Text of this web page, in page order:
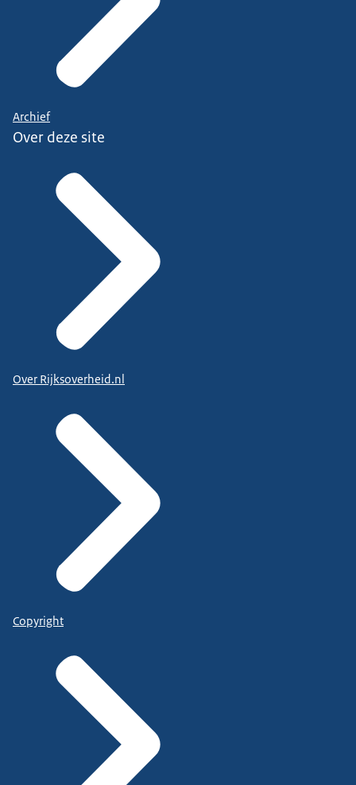
Archief
Over deze site
Over Rijksoverheid.nl
Copyright